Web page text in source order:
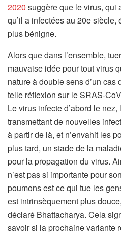
2020 suggère que le virus, qui
qu’il a infectées au 20e
plus bénigne.
Alors que dans l’ensemble,
mauvaise idée pour tout virus
nature à double sens d’un
telle réflexion sur le SRAS-
Le virus infecte d’abord le
transmettant de nouvelles
à partir de là, et n’envahit les
plus tard, un stade de la
pour la propagation du virus.
n’est pas si importante pour
poumons est ce qui tue les
est intrinsèquement plus
déclaré Bhattacharya. Cela
savoir si la prochaine variante